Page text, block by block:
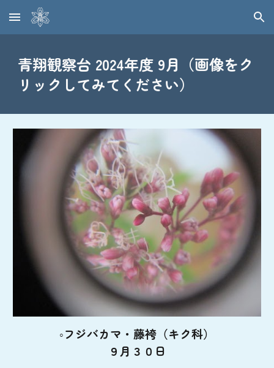
Skip to main content Skip to navigation
青翔観察台 2024年度 9月（画像をク
リックしてみてください）
◦フジバカマ・藤袴（キク科）
９月３０日